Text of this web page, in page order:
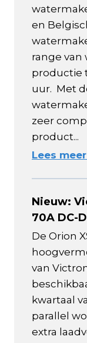
en
range
productie
uur. Met
zeer
product...
Lees meer
Nieuw:
70A DC-
De Orion
van
kwartaal
parallel
extra